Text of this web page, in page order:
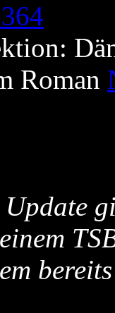
Roman